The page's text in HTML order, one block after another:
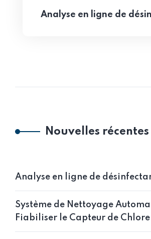
Analyse en ligne de
Nouvelles récentes
Analyse en ligne de
Système de Nettoyage
Fiabiliser le Capteur de Chlore